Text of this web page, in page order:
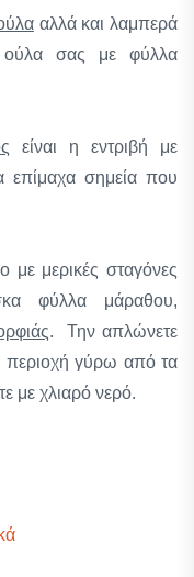
αλλά και λαμπερά
ούλα σας με φύλλα
είναι η εντριβή με
επίμαχα σημεία που
με μερικές σταγόνες
φύλλα μάραθου,
. Την απλώνετε
γύρω από τα
με χλιαρό νερό.